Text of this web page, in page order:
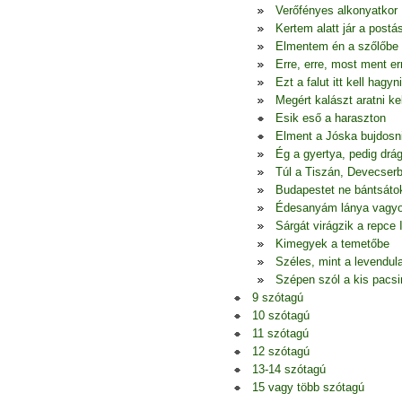
Verőfényes alkonyatkor
Kertem alatt jár a
Elmentem én a szőlőbe
Erre, erre, most ment
Ezt a falut itt kell hagyni
Megért kalászt aratni
Esik eső a haraszton
Elment a Jóska
Ég a gyertya, pedig
Túl a Tiszán,
Budapestet ne
Édesanyám lánya
Sárgát virágzik a repce
Kimegyek a temetőbe
Széles, mint a
Szépen szól a kis
9 szótagú
10 szótagú
11 szótagú
12 szótagú
13-14 szótagú
15 vagy több szótagú